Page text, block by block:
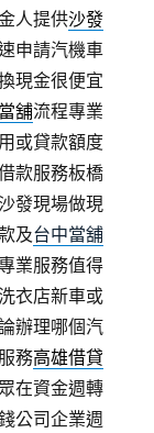
人提供沙發
申請汽機車
現金很便宜
舖流程專業
或貸款額度
款服務板橋
發現場做現
及台中當舖
業服務值得
衣店新車或
辦理哪個汽
務高雄借貸
在資金週轉
公司企業週